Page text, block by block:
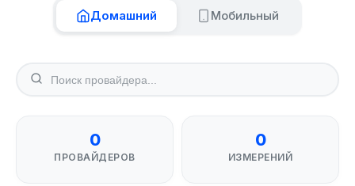
Домашний Мобильный
0
ПРОВАЙДЕРОВ
0
ИЗМЕРЕНИЙ